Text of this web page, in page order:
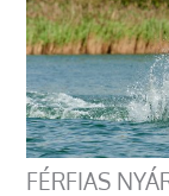
FÉRFIAS